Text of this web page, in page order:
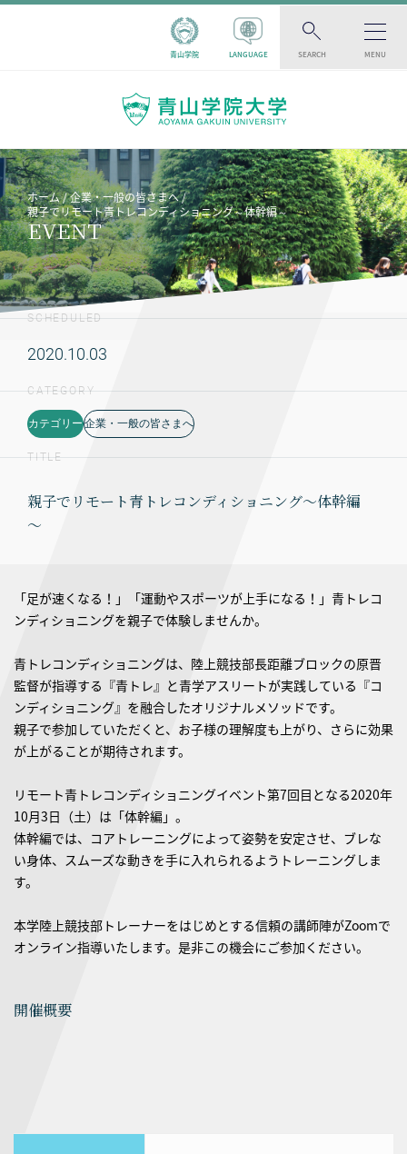
青山学院 LANGUAGE SEARCH MENU
ホーム
企業・一般の皆さまへ
親子でリモート青トレコンディショニング～体幹編～
EVENT
SCHEDULED
2020.10.03
CATEGORY
カテゴリー 企業・一般の皆さまへ
TITLE
親子でリモート青トレコンディショニング～体幹編
～
「足が速くなる！」「運動やスポーツが上手になる！」青トレコ
ンディショニングを親子で体験しませんか。
青トレコンディショニングは、陸上競技部長距離ブロックの原晋
監督が指導する『青トレ』と青学アスリートが実践している『コ
ンディショニング』を融合したオリジナルメソッドです。
親子で参加していただくと、お子様の理解度も上がり、さらに効果
が上がることが期待されます。
リモート青トレコンディショニングイベント第7回目となる2020年
10月3日（土）は「体幹編」。
体幹編では、コアトレーニングによって姿勢を安定させ、ブレな
い身体、スムーズな動きを手に入れられるようトレーニングしま
す。
本学陸上競技部トレーナーをはじめとする信頼の講師陣がZoomで
オンライン指導いたします。是非この機会にご参加ください。
開催概要